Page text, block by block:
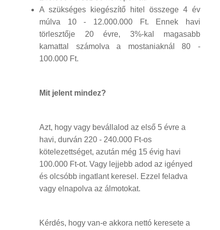
A szükséges kiegészítő hitel összege 4 év
múlva 10 - 12.000.000 Ft. Ennek havi
törlesztője 20 évre, 3%-kal magasabb
kamattal számolva a mostaniaknál 80 -
100.000 Ft.
Mit jelent mindez?
Azt, hogy vagy bevállalod az első 5 évre a
havi, durván 220 - 240.000 Ft-os
kötelezettséget, azután még 15 évig havi
100.000 Ft-ot. Vagy lejjebb adod az igényed
és olcsóbb ingatlant keresel. Ezzel feladva
vagy elnapolva az álmotokat.
Kérdés, hogy van-e akkora nettó keresete a